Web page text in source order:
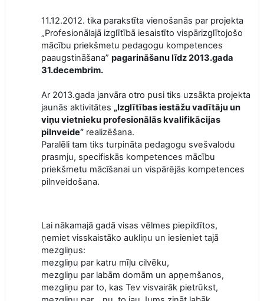
11.12.2012. tika parakstīta vienošanās par projekta
„Profesionālajā izglītībā iesaistīto vispārizglītojošo
mācību priekšmetu pedagogu kompetences
paaugstināšana” pagarināšanu līdz 2013.gada
31.decembrim.
Ar 2013.gada janvāra otro pusi tiks uzsākta projekta
jaunās aktivitātes „Izglītības iestāžu vadītāju un
viņu vietnieku profesionālās kvalifikācijas
pilnveide” realizēšana.
Paralēli tam tiks turpināta pedagogu svešvalodu
prasmju, specifiskās kompetences mācību
priekšmetu mācīšanai un vispārējās kompetences
pilnveidošana.
Lai nākamajā gadā visas vēlmes piepildītos,
ņemiet visskaistāko aukliņu un iesieniet tajā
mezgliņus:
mezgliņu par katru mīļu cilvēku,
mezgliņu par labām domām un apņemšanos,
mezgliņu par to, kas Tev visvairāk pietrūkst,